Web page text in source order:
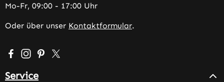
Mo-Fr, 09:00 - 17:00 Uhr
Oder über unser Kontaktformular.
Besuche uns auf Facebook – öffnet in neuem Tab
Schau auf Instagram vorbei – öffnet in neuem Tab
Lass dich auf Pinterest inspirieren – öffnet in
Folge uns auf X – öffnet in neuem Tab
Service